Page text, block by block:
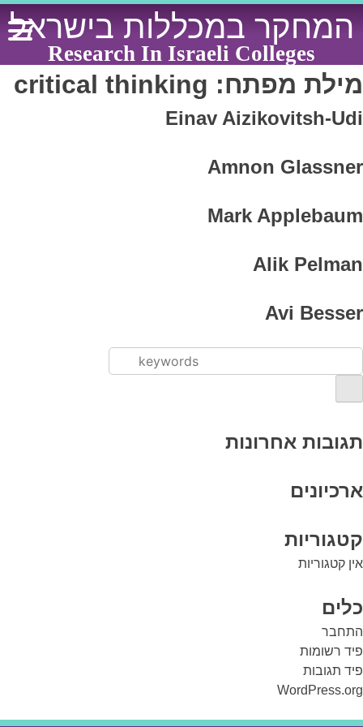
Skip
המחקר במכללות בישראל
Research In Israeli Colleges
מילת מפתח: critical thinking
Einav Aizikovitsh-Udi
Amnon Glassner
Mark Applebaum
Alik Pelman
Avi Besser
תגובות אחרונות
ארכיונים
קטגוריות
אין קטגוריות
כלים
התחבר
פיד רשומות
פיד תגובות
WordPress.org